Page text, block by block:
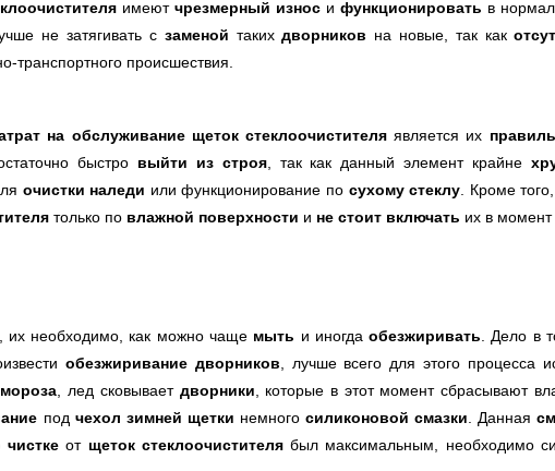
имеютчрезмерный износ и функционировать в
не затягивать с заменой такихдворников на новые, так как
транспортного происшествия.
на обслуживание щеток стеклоочистителя является их
быстро выйти из строя, так как данный элемент крайне
очистки наледи или функционирование по сухому стеклу. Кроме того,
только по влажной поверхности и не стоит включать их в момент
их необходимо, как можно чаще мыть и иногдаобезжиривать. Дело в
обезжиривание дворников, лучше всего для этого процесса
, лед сковывает дворники, которые в этот момент сбрасывают
под чехол зимней щетки немногосиликоновой смазки. Данная
чисткеот щеток стеклоочистителябыл максимальным, необходимо